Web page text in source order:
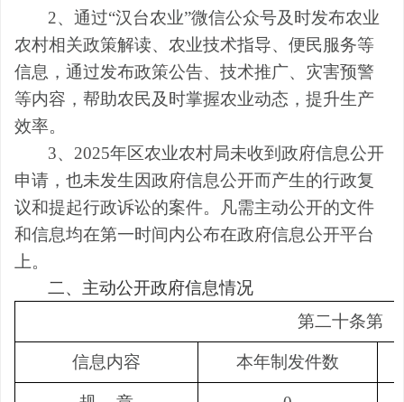
2、通过“汉台农业”微信公众号及时发布农业
农村相关政策解读、农业技术指导、便民服务等
信息，通过发布政策公告、技术推广、灾害预警
等内容，帮助农民及时掌握农业动态，提升生产
效率。
3、 2025年区农业农村局未收到政府信息公开
申请，也未发生因政府信息公开而产生的行政复
议和提起行政诉讼的案件。凡需主动公开的文件
和信息均在第一时间内公布在政府信息公开平台
上。
二、主动公开政府信息情况
第二十条第
信息内容 本年制发件数